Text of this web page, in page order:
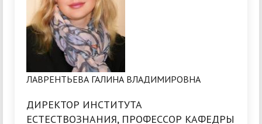
ЛАВРЕНТЬЕВА ГАЛИНА ВЛАДИМИРОВНА
ДИРЕКТОР ИНСТИТУТА
ЕСТЕСТВОЗНАНИЯ, ПРОФЕССОР КАФЕДРЫ